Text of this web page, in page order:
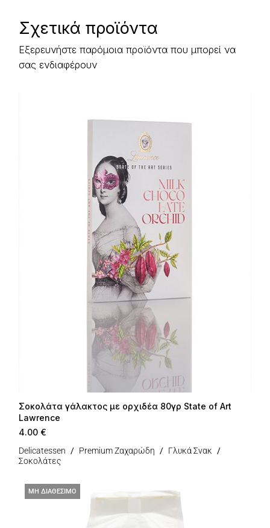
Σχετικά προϊόντα
Εξερευνήστε παρόμοια προϊόντα που μπορεί να
σας ενδιαφέρουν
Σοκολάτα γάλακτος με ορχιδέα 80γρ State of Art
Lawrence
4.00 €
Delicatessen Premium Ζαχαρώδη
Γλυκά Σνακ
Σοκολάτες
ΜΗ ΔΙΑΘΕΣΙΜΟ